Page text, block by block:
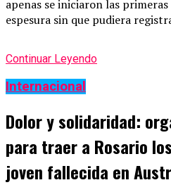
apenas se iniciaron las
espesura sin que pudiera
Continuar Leyendo
Internacional
Dolor y solidaridad:
para traer a Rosario
joven fallecida en